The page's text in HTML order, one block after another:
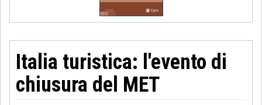
Italia turistica: l'evento di
chiusura del MET